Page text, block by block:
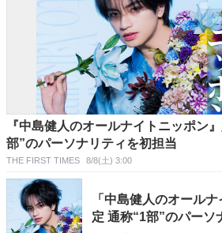
『中島健人のオールナイトニッポン
部”のパーソナリティを初担当
THE FIRST TIMES 8/8(土) 3:00
「中島健人のオール
定 通称“1部”のパーソ